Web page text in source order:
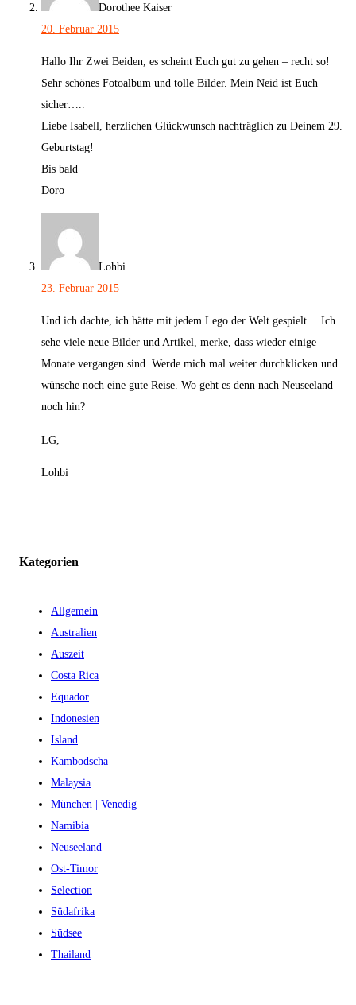
Dorothee Kaiser
20. Februar 2015
Hallo Ihr Zwei Beiden, es scheint Euch gut zu gehen – recht so!
Sehr schönes Fotoalbum und tolle Bilder. Mein Neid ist Euch
sicher…..
Liebe Isabell, herzlichen Glückwunsch nachträglich zu Deinem 29.
Geburtstag!
Bis bald
Doro
Lohbi
23. Februar 2015
Und ich dachte, ich hätte mit jedem Lego der Welt gespielt… Ich
sehe viele neue Bilder und Artikel, merke, dass wieder einige
Monate vergangen sind. Werde mich mal weiter durchklicken und
wünsche noch eine gute Reise. Wo geht es denn nach Neuseeland
noch hin?
LG,
Lohbi
Kategorien
Allgemein
Australien
Auszeit
Costa Rica
Equador
Indonesien
Island
Kambodscha
Malaysia
München | Venedig
Namibia
Neuseeland
Ost-Timor
Selection
Südafrika
Südsee
Thailand